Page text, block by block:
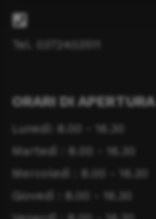
Tel. 0372403511
ORARI DI APERTURA
Lunedì: 8.00 - 16.30
Martedì : 8.00 - 16.30
Mercoledì : 8.00 - 16.30
Giovedì : 8.00 - 16.30